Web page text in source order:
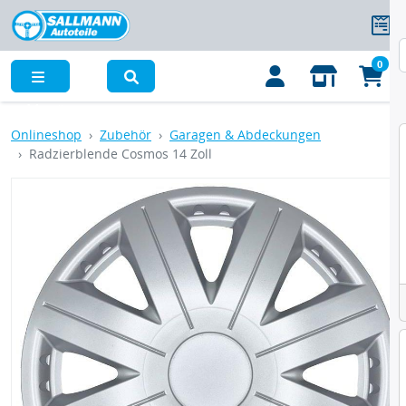
0
Onlineshop Zubehör
Garagen & Abdeckungen
Radzierblende Cosmos 14 Zoll